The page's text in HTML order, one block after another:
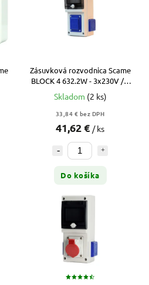
Zásuvková rozvodnica Scame
BLOCK 4 632.2W - 3x230V / 4
DIN (bez istenia)
Skladom (2 ks)
33,84 € bez DPH
41,62 € / ks
Do košíka